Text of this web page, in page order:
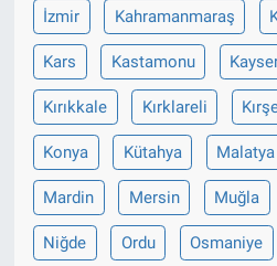
İzmir Kahramanmaraş
Kars Kastamonu
Kırıkkale Kırklareli
Konya Kütahya Malatya
Mardin Mersin Muğla
Niğde Ordu Osmaniye
Kültür Sanat
Ne demişti
Nedir
Popüler